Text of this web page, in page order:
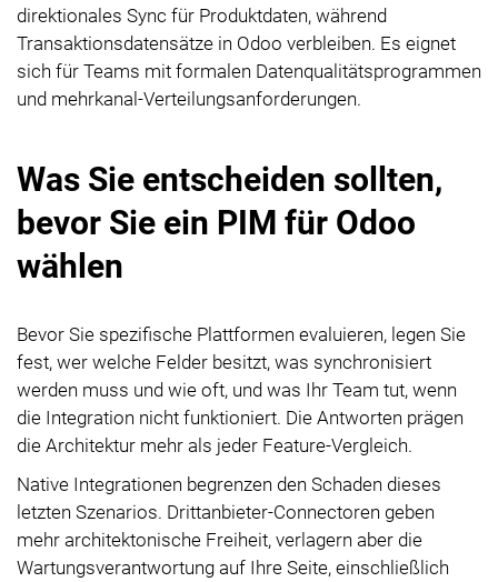
direktionales Sync für Produktdaten, während
Transaktionsdatensätze in Odoo verbleiben. Es eignet
sich für Teams mit formalen Datenqualitätsprogrammen
und mehrkanal-Verteilungsanforderungen.
Was Sie entscheiden sollten,
bevor Sie ein PIM für Odoo
wählen
Bevor Sie spezifische Plattformen evaluieren, legen Sie
fest, wer welche Felder besitzt, was synchronisiert
werden muss und wie oft, und was Ihr Team tut, wenn
die Integration nicht funktioniert. Die Antworten prägen
die Architektur mehr als jeder Feature-Vergleich.
Native Integrationen begrenzen den Schaden dieses
letzten Szenarios. Drittanbieter-Connectoren geben
mehr architektonische Freiheit, verlagern aber die
Wartungsverantwortung auf Ihre Seite, einschließlich